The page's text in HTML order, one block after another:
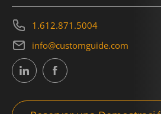
1.612.871.5004
info@customguide.com